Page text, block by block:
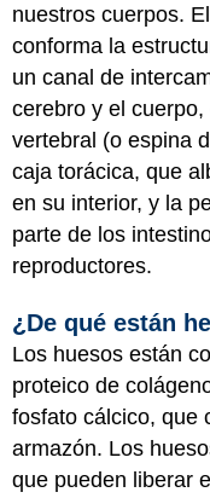
nuestros cuerpos.
conforma la
un canal de
cerebro y el
vertebral (o espina
caja torácica, que
en su interior, y la
parte de los
reproductores.
¿De qué están
Los huesos están
proteico de
fosfato cálcico, que
armazón. Los
que pueden liberar